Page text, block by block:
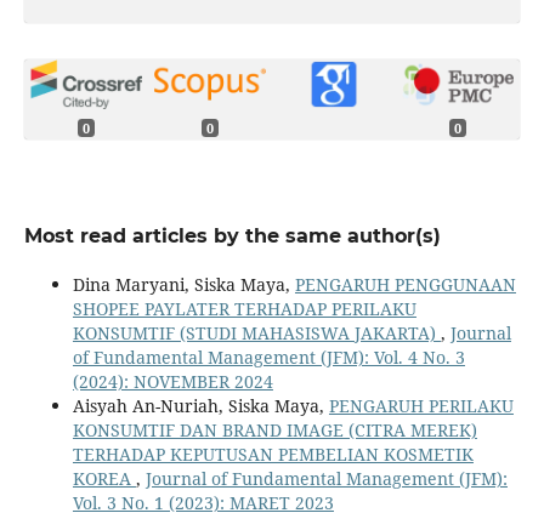
0 0 0
Most read articles by the same author(s)
Dina Maryani, Siska Maya, PENGARUH PENGGUNAAN
SHOPEE PAYLATER TERHADAP PERILAKU
KONSUMTIF (STUDI MAHASISWA JAKARTA) , Journal
of Fundamental Management (JFM): Vol. 4 No. 3
(2024): NOVEMBER 2024
Aisyah An-Nuriah, Siska Maya, PENGARUH PERILAKU
KONSUMTIF DAN BRAND IMAGE (CITRA MEREK)
TERHADAP KEPUTUSAN PEMBELIAN KOSMETIK
KOREA , Journal of Fundamental Management (JFM):
Vol. 3 No. 1 (2023): MARET 2023